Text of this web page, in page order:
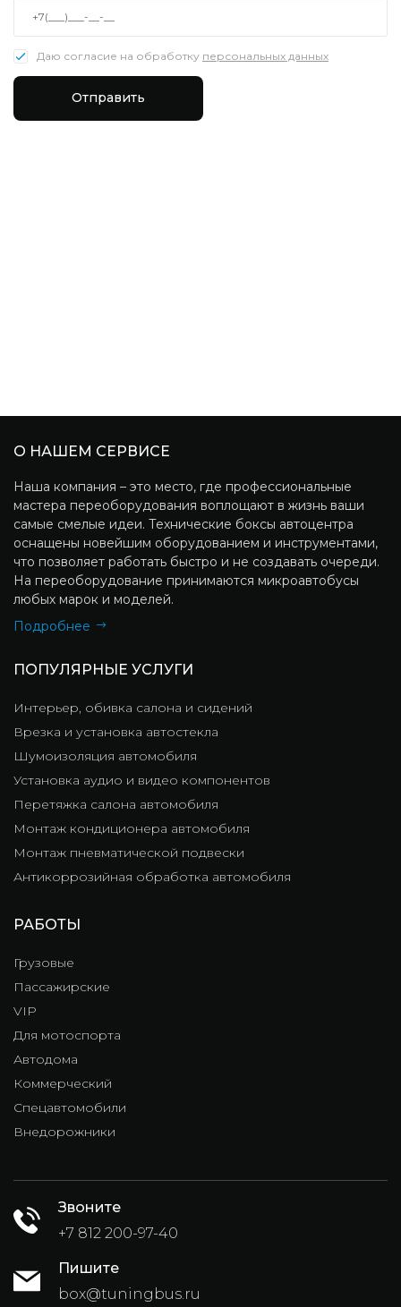
Даю согласие на обработку персональных данных
Отправить
О НАШЕМ СЕРВИСЕ
Наша компания – это место, где профессиональные
мастера переоборудования воплощают в жизнь ваши
самые смелые идеи. Технические боксы автоцентра
оснащены новейшим оборудованием и инструментами,
что позволяет работать быстро и не создавать очереди.
На переоборудование принимаются микроавтобусы
любых марок и моделей.
Подробнее
ПОПУЛЯРНЫЕ УСЛУГИ
Интерьер, обивка салона и сидений
Врезка и установка автостекла
Шумоизоляция автомобиля
Установка аудио и видео компонентов
Перетяжка салона автомобиля
Монтаж кондиционера автомобиля
Монтаж пневматической подвески
Антикоррозийная обработка автомобиля
РАБОТЫ
Грузовые
Пассажирские
VIP
Для мотоспорта
Автодома
Коммерческий
Спецавтомобили
Внедорожники
Звоните
+7 812 200-97-40
Пишите
box@tuningbus.ru